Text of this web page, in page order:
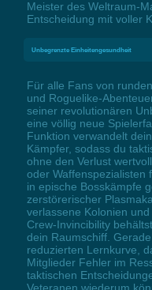
Meister des Weltraum-
Entscheidung mit voller
Unbegrenzte Einheitengesundheit
Für alle Fans von
und Roguelike-
seiner revolutionären
eine völlig neue
Funktion verwandelt
Kämpfer, sodass du
ohne den Verlust
oder Waffenspezialisten
in epische Bosskämpfe
zerstörerischer
verlassene Kolonien
Crew-Invincibility
dein Raumschiff.
reduzierten Lernkurve,
Mitglieder Fehler im
taktischen
Veteranen wiederum